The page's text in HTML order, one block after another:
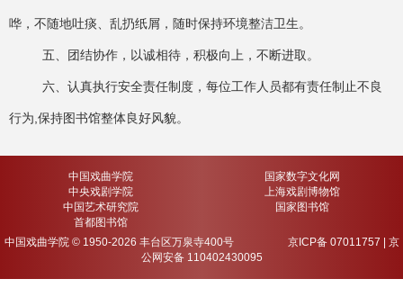
哗，不随地吐痰、乱扔纸屑，随时保持环境整洁卫生。
五、团结协作，以诚相待，积极向上，不断进取。
六、认真执行安全责任制度，每位工作人员都有责任制止不良
行为,保持图书馆整体良好风貌。
中国戏曲学院
国家数字文化网
中央戏剧学院
上海戏剧博物馆
中国艺术研究院
国家图书馆
首都图书馆
中国戏曲学院 © 1950-2026 丰台区万泉寺400号 京ICP备 07011757 | 京
公网安备 110402430095